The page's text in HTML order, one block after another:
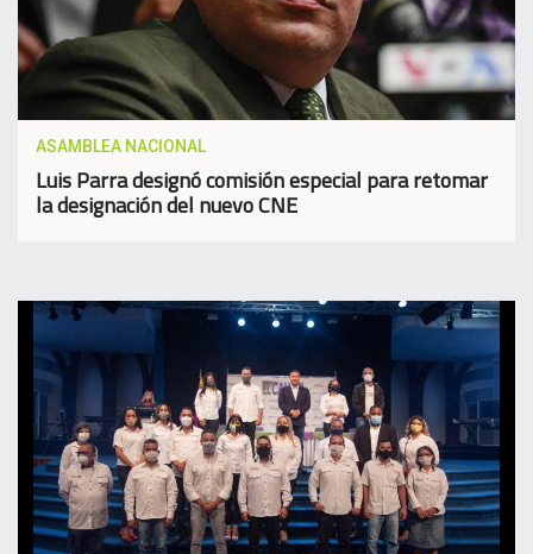
ASAMBLEA NACIONAL
Luis Parra designó comisión especial para retomar
la designación del nuevo CNE